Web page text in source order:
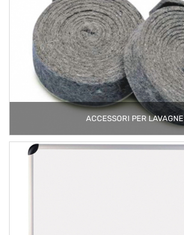
ACCESSORI PER LAVAGNE